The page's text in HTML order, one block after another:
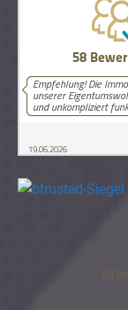
58